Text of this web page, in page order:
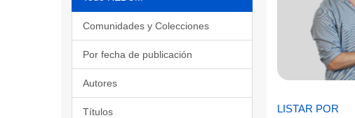
Comunidades y Colecciones
Por fecha de publicación
Autores
Títulos LISTAR POR